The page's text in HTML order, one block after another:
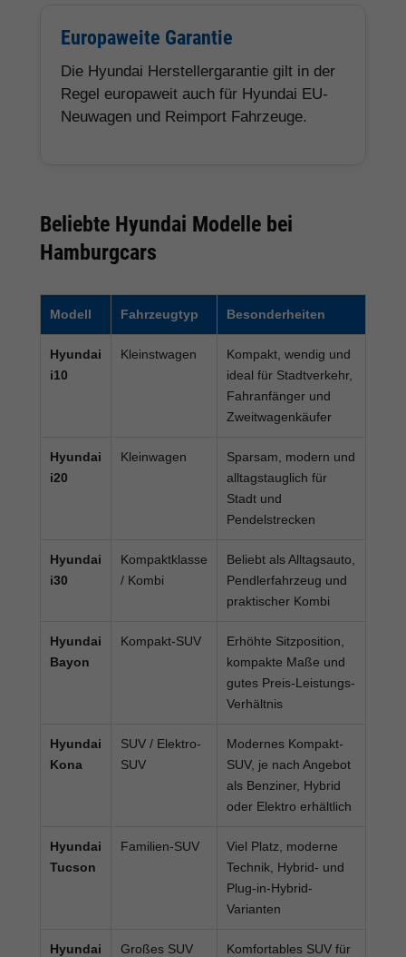
Europaweite Garantie
Die Hyundai Herstellergarantie gilt in der
Regel europaweit auch für Hyundai EU-
Neuwagen und Reimport Fahrzeuge.
Beliebte Hyundai Modelle bei
Hamburgcars
Modell Fahrzeugtyp Besonderheiten
Hyundai
i10
Kleinstwagen
Kompakt, wendig und
ideal für Stadtverkehr,
Fahranfänger und
Zweitwagenkäufer
Hyundai
i20
Kleinwagen
Sparsam, modern und
alltagstauglich für
Stadt und
Pendelstrecken
Hyundai
i30
Kompaktklasse
/ Kombi
Beliebt als Alltagsauto,
Pendlerfahrzeug und
praktischer Kombi
Hyundai
Bayon
Kompakt-SUV
Erhöhte Sitzposition,
kompakte Maße und
gutes Preis-Leistungs-
Verhältnis
Hyundai
Kona
SUV / Elektro-
SUV
Modernes Kompakt-
SUV, je nach Angebot
als Benziner, Hybrid
oder Elektro erhältlich
Hyundai
Tucson
Familien-SUV
Viel Platz, moderne
Technik, Hybrid- und
Plug-in-Hybrid-
Varianten
Hyundai
Großes SUV
Komfortables SUV für